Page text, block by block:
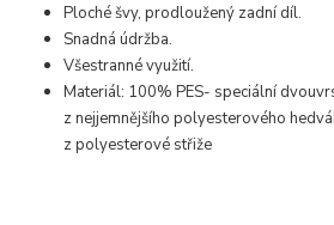
Ploché švy, prodloužený zadní díl.
Snadná údržba.
Všestranné využití.
Materiál: 100% PES- speciální
z nejjemnějšího polyesterového
z polyesterové střiže